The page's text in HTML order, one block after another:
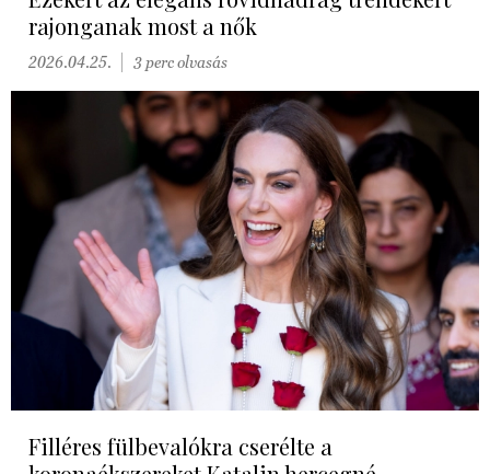
rajonganak most a nők
2026.04.25. 3 perc olvasás
Filléres fülbevalókra cserélte a